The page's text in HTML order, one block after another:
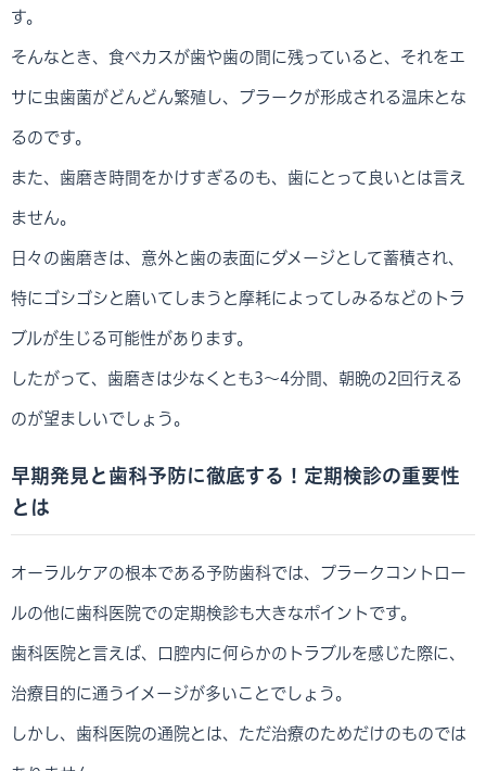
す。
そんなとき、食べカスが歯や歯の間に残っていると、それをエ
サに虫歯菌がどんどん繁殖し、プラークが形成される温床とな
るのです。
また、歯磨き時間をかけすぎるのも、歯にとって良いとは言え
ません。
日々の歯磨きは、意外と歯の表面にダメージとして蓄積され、
特にゴシゴシと磨いてしまうと摩耗によってしみるなどのトラ
ブルが生じる可能性があります。
したがって、歯磨きは少なくとも3～4分間、朝晩の2回行える
のが望ましいでしょう。
早期発見と歯科予防に徹底する！定期検診の重要性
とは
オーラルケアの根本である予防歯科では、プラークコントロー
ルの他に歯科医院での定期検診も大きなポイントです。
歯科医院と言えば、口腔内に何らかのトラブルを感じた際に、
治療目的に通うイメージが多いことでしょう。
しかし、歯科医院の通院とは、ただ治療のためだけのものでは